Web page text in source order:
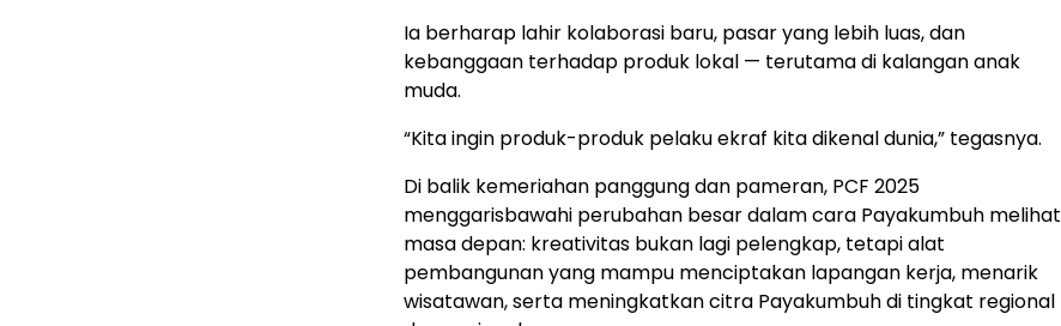
Ia berharap lahir kolaborasi baru, pasar yang lebih luas, dan
kebanggaan terhadap produk lokal — terutama di kalangan anak
muda.
“Kita ingin produk-produk pelaku ekraf kita dikenal dunia,” tegasnya.
Di balik kemeriahan panggung dan pameran, PCF 2025
menggarisbawahi perubahan besar dalam cara Payakumbuh melihat
masa depan: kreativitas bukan lagi pelengkap, tetapi alat
pembangunan yang mampu menciptakan lapangan kerja, menarik
wisatawan, serta meningkatkan citra Payakumbuh di tingkat regional